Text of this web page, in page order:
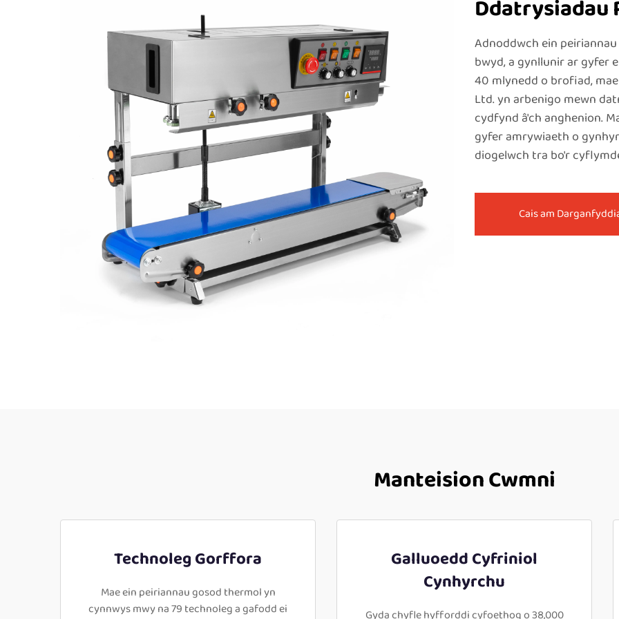
Ddatrysiadau
Adnoddwch ein
bwyd, a gynllunir ar gyfer
40 mlynedd o brofiad,
Ltd. yn arbenigo mewn
cydfynd â'ch anghenion.
gyfer amrywiaeth o
diogelwch tra bo'r
Cais am
Manteision Cwmni
Technoleg Gorffora
Mae ein peiriannau gosod thermol yn
cynnwys mwy na 79 technoleg a gafodd ei
Galluoedd Cyfriniol
Cynhyrchu
Gyda chyfle hyfforddi cyfoethog o 38,000